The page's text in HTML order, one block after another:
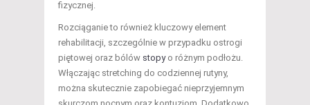
fizycznej.
Rozciąganie to również kluczowy element
rehabilitacji, szczególnie w przypadku ostrogi
piętowej oraz bólów stopyo różnym podłożu.
Włączając stretching do codziennej rutyny,
można skutecznie zapobiegać nieprzyjemnym